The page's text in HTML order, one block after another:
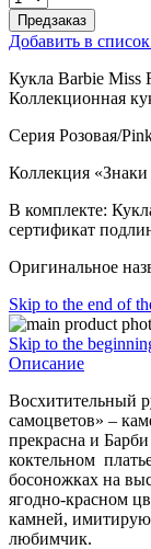
Предзаказ
Добавить в
Кукла Barbie Miss
Коллекционная
Серия Розовая/
Коллекция «Знаки
В комплекте:
сертификат
Оригинальное
Skip to the end of
Skip to the
Описание
Восхитительный
самоцветов» –
прекрасна и
коктельном
босоножках на
ягодно-красном
камней,
любимчик.